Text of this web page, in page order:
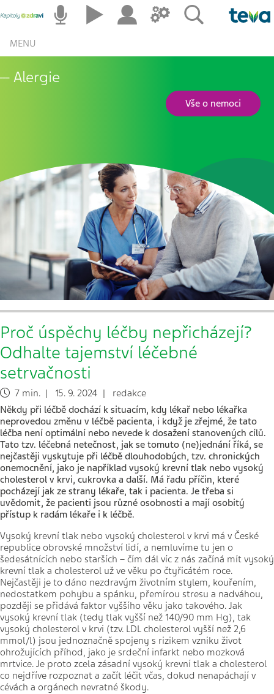
MENU
Alergie
Vše o nemoci
Proč úspěchy léčby nepřicházejí?
Odhalte tajemství léčebné
setrvačnosti
7 min. | 15. 9. 2024 | redakce
Někdy při léčbě dochází k situacím, kdy lékař nebo lékařka
neprovedou změnu v léčbě pacienta, i když je zřejmé, že tato
léčba není optimální nebo nevede k dosažení stanovených cílů.
Tato tzv. léčebná netečnost, jak se tomuto (ne)jednání říká, se
nejčastěji vyskytuje při léčbě dlouhodobých, tzv. chronických
onemocnění, jako je například vysoký krevní tlak nebo vysoký
cholesterol v krvi, cukrovka a další. Má řadu příčin, které
pocházejí jak ze strany lékaře, tak i pacienta. Je třeba si
uvědomit, že pacienti jsou různé osobnosti a mají osobitý
přístup k radám lékaře i k léčbě.
Vysoký krevní tlak nebo vysoký cholesterol v krvi má v České
republice obrovské množství lidí, a nemluvíme tu jen o
šedesátnících nebo starších – čím dál víc z nás začíná mít vysoký
krevní tlak a cholesterol už ve věku po čtyřicátém roce.
Nejčastěji je to dáno nezdravým životním stylem, kouřením,
nedostatkem pohybu a spánku, přemírou stresu a nadváhou,
později se přidává faktor vyššího věku jako takového. Jak
vysoký krevní tlak (tedy tlak vyšší než 140/90 mm Hg), tak
vysoký cholesterol v krvi (tzv. LDL cholesterol vyšší než 2,6
mmol/l) jsou jednoznačně spojeny s rizikem vzniku život
ohrožujících příhod, jako je srdeční infarkt nebo mozková
mrtvice. Je proto zcela zásadní vysoký krevní tlak a cholesterol
co nejdříve rozpoznat a začít léčit včas, dokud nenapáchají v
cévách a orgánech nevratné škody.